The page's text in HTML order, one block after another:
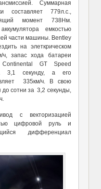
Суммарная
составляет 779л.с.,
момент 738Нм.
емкостью
части машины. Bentley
на элеткрическом
ч, запас хода батареи
GT Speed
3,1 секунду, а его
335км/ч. В свою
до сотни за 3,2 секунды,
с векторизацией
цифровой руль и
дифференциал